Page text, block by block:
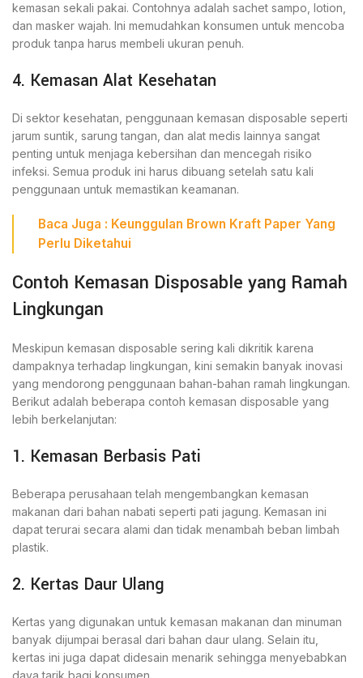
kemasan sekali pakai. Contohnya adalah sachet sampo, lotion,
dan masker wajah. Ini memudahkan konsumen untuk mencoba
produk tanpa harus membeli ukuran penuh.
4. Kemasan Alat Kesehatan
Di sektor kesehatan, penggunaan kemasan disposable seperti
jarum suntik, sarung tangan, dan alat medis lainnya sangat
penting untuk menjaga kebersihan dan mencegah risiko
infeksi. Semua produk ini harus dibuang setelah satu kali
penggunaan untuk memastikan keamanan.
Baca Juga : Keunggulan Brown Kraft Paper Yang
Perlu Diketahui
Contoh Kemasan Disposable yang Ramah
Lingkungan
Meskipun kemasan disposable sering kali dikritik karena
dampaknya terhadap lingkungan, kini semakin banyak inovasi
yang mendorong penggunaan bahan-bahan ramah lingkungan.
Berikut adalah beberapa contoh kemasan disposable yang
lebih berkelanjutan:
1. Kemasan Berbasis Pati
Beberapa perusahaan telah mengembangkan kemasan
makanan dari bahan nabati seperti pati jagung. Kemasan ini
dapat terurai secara alami dan tidak menambah beban limbah
plastik.
2. Kertas Daur Ulang
Kertas yang digunakan untuk kemasan makanan dan minuman
banyak dijumpai berasal dari bahan daur ulang. Selain itu,
kertas ini juga dapat didesain menarik sehingga menyebabkan